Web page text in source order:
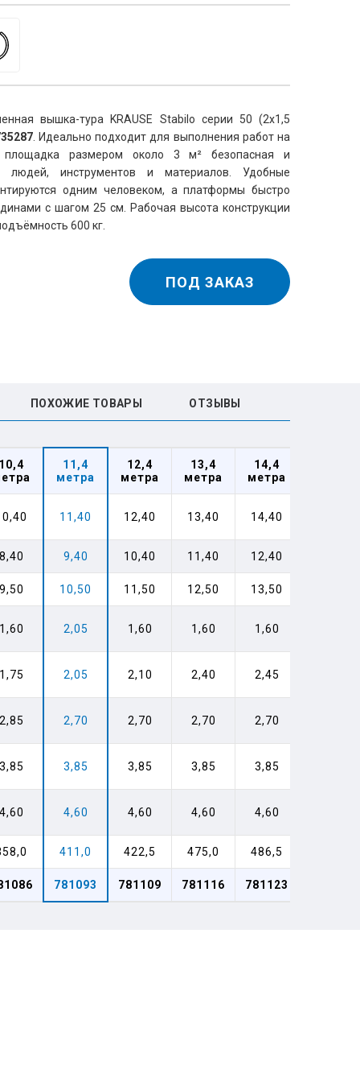
вышка-тура KRAUSE Stabilo серии 50 (2х1,5
. Идеально подходит для выполнения работ на
размером около 3 м² безопасная и
людей, инструментов и материалов. Удобные
одним человеком, а платформы быстро
с шагом 25 см. Рабочая высота конструкции
600 кг.
ПОД ЗАКАЗ
ПОХОЖИЕ ТОВАРЫ ОТЗЫВЫ
781093 781109 781116 781123
10,4
11,4
метра
12,4
метра
13,4
метра
14,4
метра
11,40 12,40 13,40 14,40
8,40 9,40 10,40 11,40 12,40
9,50 10,50 11,50 12,50 13,50
1,60 2,05 1,60 1,60 1,60
1,75 2,05 2,10 2,40 2,45
2,85 2,70 2,70 2,70 2,70
3,85 3,85 3,85 3,85 3,85
4,60 4,60 4,60 4,60 4,60
411,0 422,5 475,0 486,5